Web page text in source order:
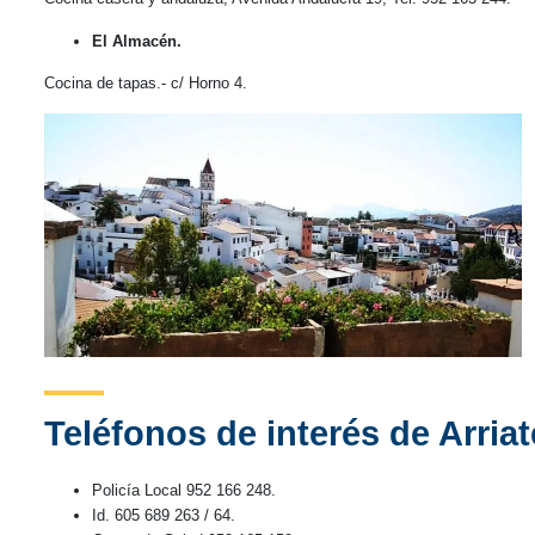
El Almacén.
Cocina de tapas.- c/ Horno 4.
Teléfonos de interés de
Policía Local 952 166 248.
Id. 605 689 263 / 64.